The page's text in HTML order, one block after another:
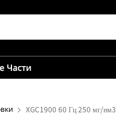
Части
XGC1900 60 Гц 250 мг/нм3